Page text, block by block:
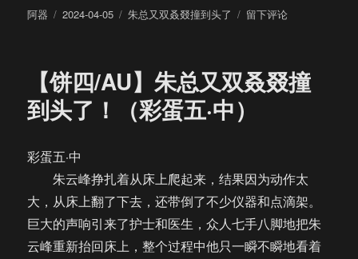
作
阿器
发
2024-04-05
分
朱总又双叒叕撞到头了
于
总
又
到
头
了！
（彩
蛋
留下评论
【饼四/AU】朱总又双叒叕撞
到头了！（彩蛋五·中）
彩蛋五·中
朱云峰挣扎着从床上爬起来，结果因为动作太
大，从床上翻了下去，还带倒了不少仪器和点滴架。
巨大的声响引来了护士和医生，众人七手八脚地把朱
云峰重新抬回床上，整个过程中他只一瞬不瞬地看着